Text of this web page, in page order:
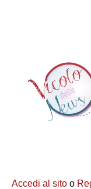
Accedi al sito o